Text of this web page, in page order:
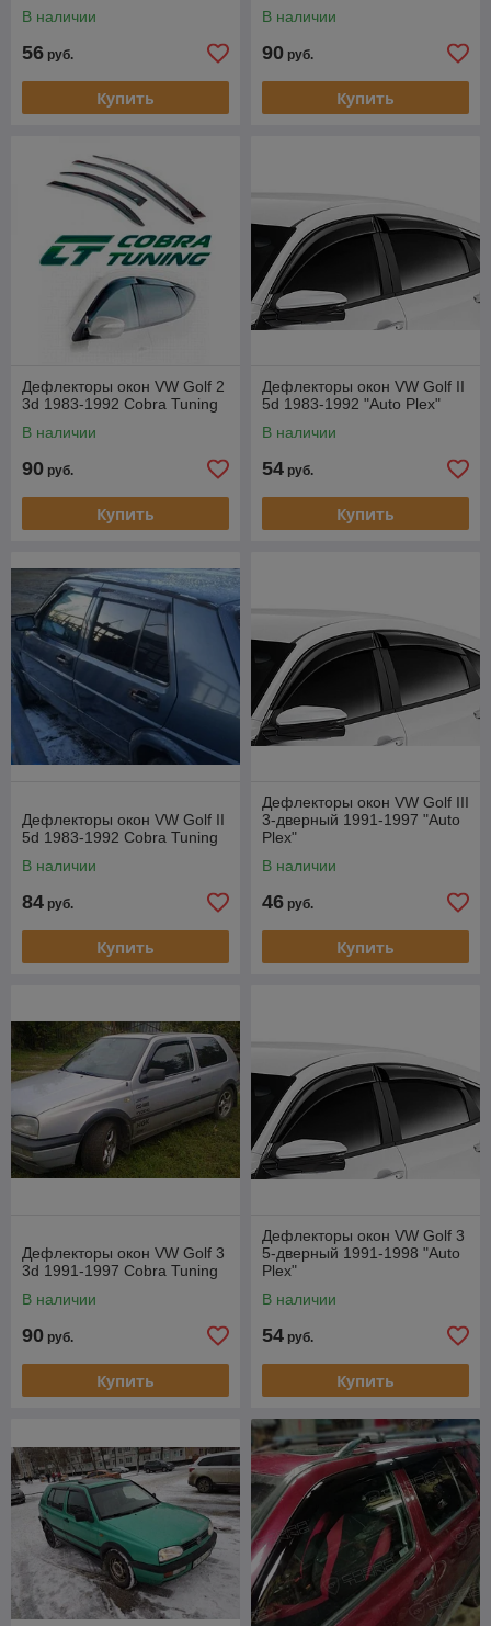
В наличии
56 руб.
Купить
В наличии
90 руб.
Купить
Дефлекторы окон VW Golf 2
3d 1983-1992 Cobra Tuning
В наличии
90 руб.
Купить
Дефлекторы окон VW Golf II
5d 1983-1992 "Auto Plex"
В наличии
54 руб.
Купить
Дефлекторы окон VW Golf II
5d 1983-1992 Cobra Tuning
В наличии
84 руб.
Купить
Дефлекторы окон VW Golf III
3-дверный 1991-1997 "Auto
Plex"
В наличии
46 руб.
Купить
Дефлекторы окон VW Golf 3
3d 1991-1997 Cobra Tuning
В наличии
90 руб.
Купить
Дефлекторы окон VW Golf 3
5-дверный 1991-1998 "Auto
Plex"
В наличии
54 руб.
Купить